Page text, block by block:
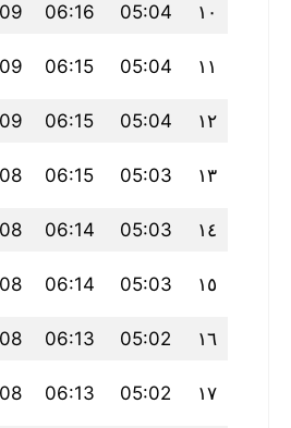
١٠ 05:04
06:16
١١ 05:04
06:15
١٢ 05:04
06:15
١٣ 05:03
06:15
١٤ 05:03
06:14
١٥ 05:03
06:14
١٦ 05:02
06:13
١٧ 05:02
06:13